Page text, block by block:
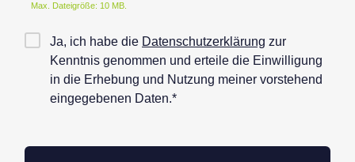
Max. Dateigröße: 10 MB.
Checkbox
Datenschutz*
Ja, ich habe die Datenschutzerklärung zur
Kenntnis genommen und erteile die Einwilligung
in die Erhebung und Nutzung meiner vorstehend
eingegebenen Daten.*